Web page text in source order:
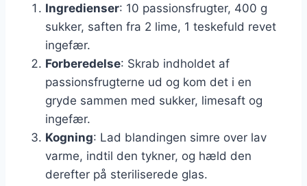
Ingredienser: 10 passionsfrugter, 400 g
sukker, saften fra 2 lime, 1 teskefuld revet
ingefær.
Forberedelse: Skrab indholdet af
passionsfrugterne ud og kom det i en
gryde sammen med sukker, limesaft og
ingefær.
Kogning: Lad blandingen simre over lav
varme, indtil den tykner, og hæld den
derefter på steriliserede glas.